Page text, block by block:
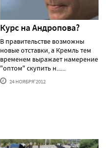
Курс на Андропова?
В правительстве возможны
новые отставки, а Кремль тем
временем выражает намерение
"оптом" скупить н......
24 НОЯБРЯ'2012